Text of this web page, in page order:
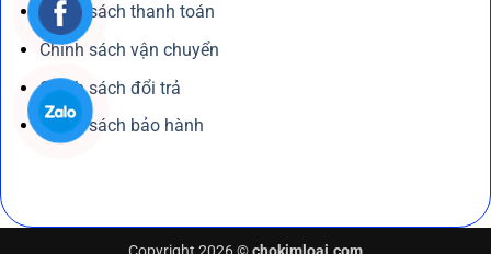
Chính sách thanh toán
Chính sách vận chuyển
Chính sách đổi trả
Chính sách bảo hành